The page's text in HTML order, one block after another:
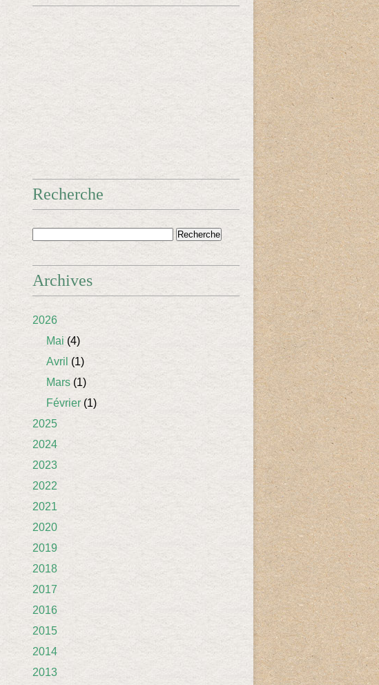
Recherche
Archives
2026
Mai (4)
Avril (1)
Mars (1)
Février (1)
2025
2024
2023
2022
2021
2020
2019
2018
2017
2016
2015
2014
2013